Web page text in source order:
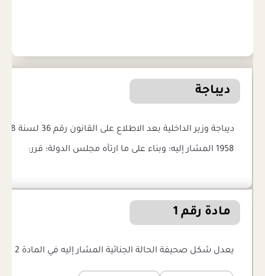
ديباجة
1958 المشار إليه؛ وبناء على ما ارتآه مجلس الدولة؛ قرر:
مادة رقم 1
يعدل شكل صحيفة الحالة الجنائية المشار إليه في المادة 2 من القرار 61 لسنة 1958 طبقا للأنموذج المرافق.